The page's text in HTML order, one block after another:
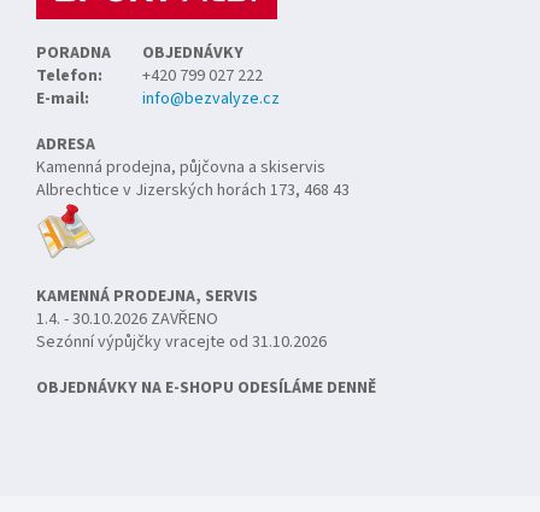
PORADNA
OBJEDNÁVKY
Telefon:
+420 799 027 222
E-mail:
info@bezvalyze.cz
ADRESA
Kamenná prodejna, půjčovna a skiservis
Albrechtice v Jizerských horách 173, 468 43
KAMENNÁ PRODEJNA, SERVIS
1.4. - 30.10.2026 ZAVŘENO
Sezónní výpůjčky vracejte od 31.10.2026
OBJEDNÁVKY NA E-SHOPU ODESÍLÁME DENNĚ